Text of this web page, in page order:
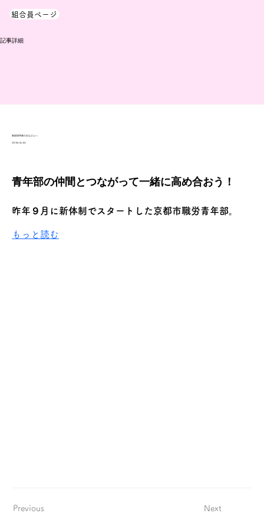
組合員ページ
​記事詳細
新規採用者のみなさんへ
2024年4月4日
青年部の仲間とつながって一緒に高め合おう！
昨年９月に新体制でスタートした京都市職労青年部。
もっと読む
Previous Next